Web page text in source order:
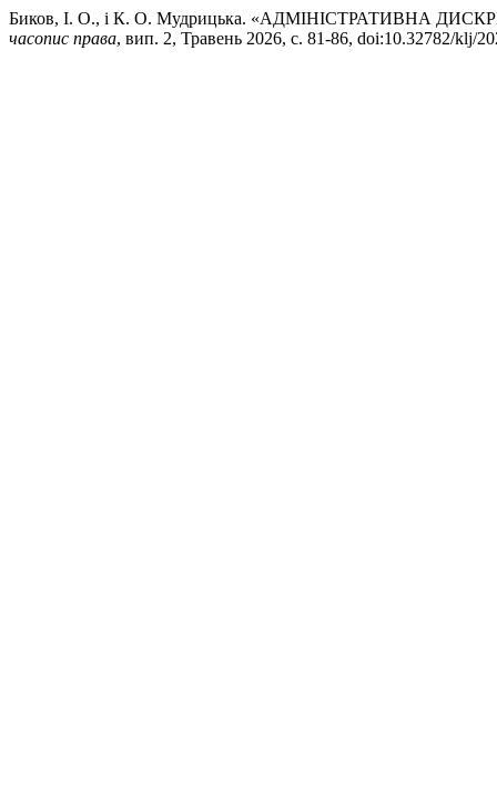
Биков, І. О., і К. О. Мудрицька. «АДМІНІСТРАТИВНА
часопис права, вип. 2, Травень 2026, с. 81-86, doi:10.32782/klj/